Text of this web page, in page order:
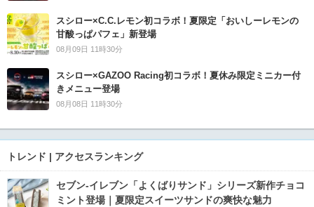
スシロー×C.C.レモン初コラボ！夏限定「おいしーレモンの
甘酸っぱパフェ」新登場
08月09日 11時30分
スシロー×GAZOO Racing初コラボ！夏休み限定ミニカー付
きメニュー登場
08月08日 11時30分
トレンド | アクセスランキング
セブン‐イレブン「よくばりサンド」シリーズ新作チョコ
ミント登場｜夏限定スイーツサンドの爽快な魅力